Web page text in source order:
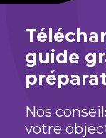
guide
Nos
votre